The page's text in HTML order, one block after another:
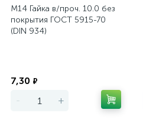
М14 Гайка в/проч. 10.0 без
покрытия ГОСТ 5915-70
(DIN 934)
7,30 ₽
- +